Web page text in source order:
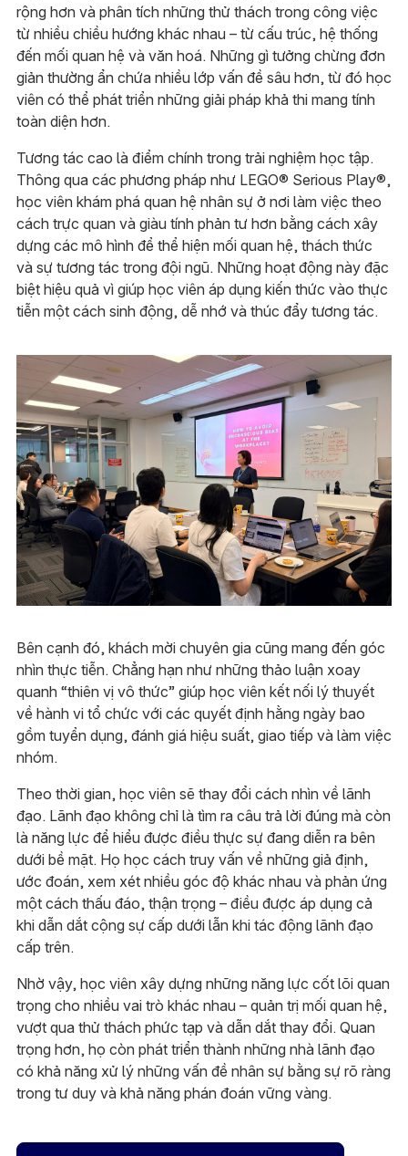
rộng hơn và phân tích những thử thách trong công việc
từ nhiều chiều hướng khác nhau – từ cấu trúc, hệ thống
đến mối quan hệ và văn hoá. Những gì tưởng chừng đơn
giản thường ẩn chứa nhiều lớp vấn đề sâu hơn, từ đó học
viên có thể phát triển những giải pháp khả thi mang tính
toàn diện hơn.
Tương tác cao là điểm chính trong trải nghiệm học tập.
Thông qua các phương pháp như LEGO® Serious Play®,
học viên khám phá quan hệ nhân sự ở nơi làm việc theo
cách trực quan và giàu tính phản tư hơn bằng cách xây
dựng các mô hình để thể hiện mối quan hệ, thách thức
và sự tương tác trong đội ngũ. Những hoạt động này đặc
biệt hiệu quả vì giúp học viên áp dụng kiến thức vào thực
tiễn một cách sinh động, dễ nhớ và thúc đẩy tương tác.
Bên cạnh đó, khách mời chuyên gia cũng mang đến góc
nhìn thực tiễn. Chẳng hạn như những thảo luận xoay
quanh “thiên vị vô thức” giúp học viên kết nối lý thuyết
về hành vi tổ chức với các quyết định hằng ngày bao
gồm tuyển dụng, đánh giá hiệu suất, giao tiếp và làm việc
nhóm.
Theo thời gian, học viên sẽ thay đổi cách nhìn về lãnh
đạo. Lãnh đạo không chỉ là tìm ra câu trả lời đúng mà còn
là năng lực để hiểu được điều thực sự đang diễn ra bên
dưới bề mặt. Họ học cách truy vấn về những giả định,
ước đoán, xem xét nhiều góc độ khác nhau và phản ứng
một cách thấu đáo, thận trọng – điều được áp dụng cả
khi dẫn dắt cộng sự cấp dưới lẫn khi tác động lãnh đạo
cấp trên.
Nhờ vậy, học viên xây dựng những năng lực cốt lõi quan
trọng cho nhiều vai trò khác nhau – quản trị mối quan hệ,
vượt qua thử thách phức tạp và dẫn dắt thay đổi. Quan
trọng hơn, họ còn phát triển thành những nhà lãnh đạo
có khả năng xử lý những vấn đề nhân sự bằng sự rõ ràng
trong tư duy và khả năng phán đoán vững vàng.